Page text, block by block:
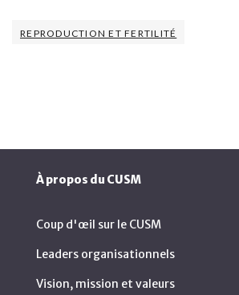
REPRODUCTION ET FERTILITÉ
À propos du CUSM
Coup d'œil sur le CUSM
Leaders organisationnels
Vision, mission et valeurs